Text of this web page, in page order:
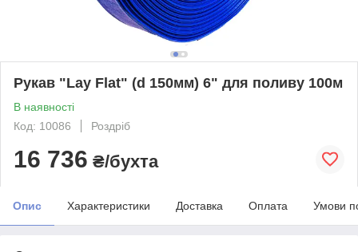
Рукав "Lay Flat" (d 150мм) 6" для поливу 100м
В наявності
Код: 10086
Роздріб
16 736 ₴/бухта
Опис Характеристики Доставка Оплата Умови